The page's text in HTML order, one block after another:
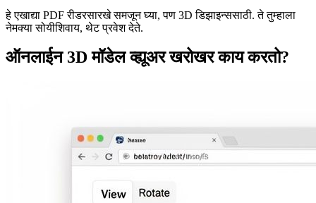
हे एखाद्या PDF रीडरसारखे समजून घ्या, पण 3D डिझाइन्ससाठी. ते तुम्हाला
नेमक्या सोयीशिवाय, थेट प्रवेश देते.
ऑनलाईन 3D मॉडेल व्ह्यूअर खरोखर काय करतो?